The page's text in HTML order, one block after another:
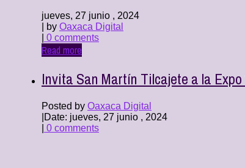
jueves, 27 junio , 2024
| by Oaxaca Digital
0 comments
Read more
Invita San Martín Tilcajete a la
Posted by Oaxaca Digital
Date: jueves, 27 junio , 2024
0 comments